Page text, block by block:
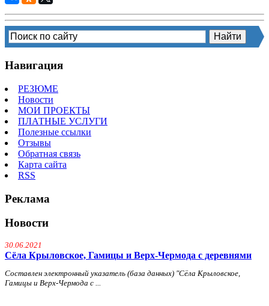
Навигация
РЕЗЮМЕ
Новости
МОИ ПРОЕКТЫ
ПЛАТНЫЕ УСЛУГИ
Полезные ссылки
Отзывы
Обратная связь
Карта сайта
RSS
Реклама
Новости
30.06.2021
Сёла Крыловское, Гамицы и Верх-Чермода с деревнями
Составлен электронный указатель (база данных) "Сёла Крыловское,
Гамицы и Верх-Чермода с ...